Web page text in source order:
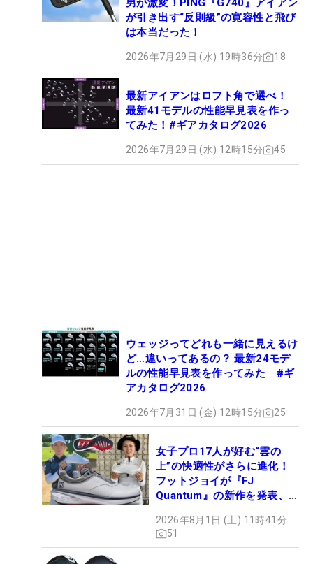
男が激変！PING『G740』アイアン
が引き出す“反則級”の寛容性と飛び
は本当だった！
2026年7月29日 (水) 19時36分 18
最新アイアンはロフト角で選べ！
最新41モデルの性能早見表を作っ
てみた！#ギアカタログ2026
2026年7月29日 (水) 12時15分 45
ウェッジってどれも一緒に見えるけ
ど…違いってあるの？ 最新24モデ
ルの性能早見表を作ってみた #ギ
アカタログ2026
2026年7月31日 (金) 12時15分 25
女子プロ17人が好む“雲の
上”の快適性がさらに進化！
フットジョイが『FJ
Quantum』の新作を発表、8
2026年8月1日 (土) 11時41分
51